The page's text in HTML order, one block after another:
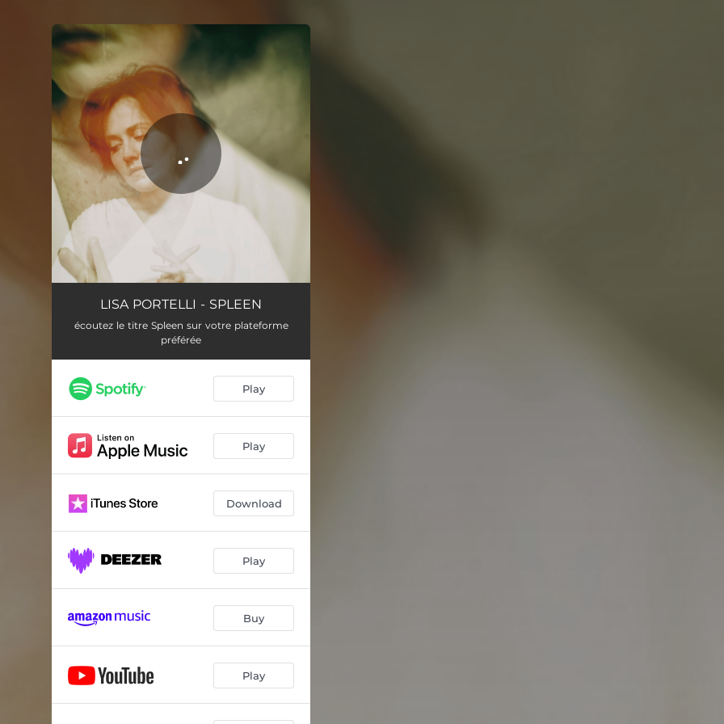
You're all set!
LISA PORTELLI - SPLEEN
écoutez le titre Spleen sur votre plateforme
préférée
Play
Play
Download
Play
Buy
Play